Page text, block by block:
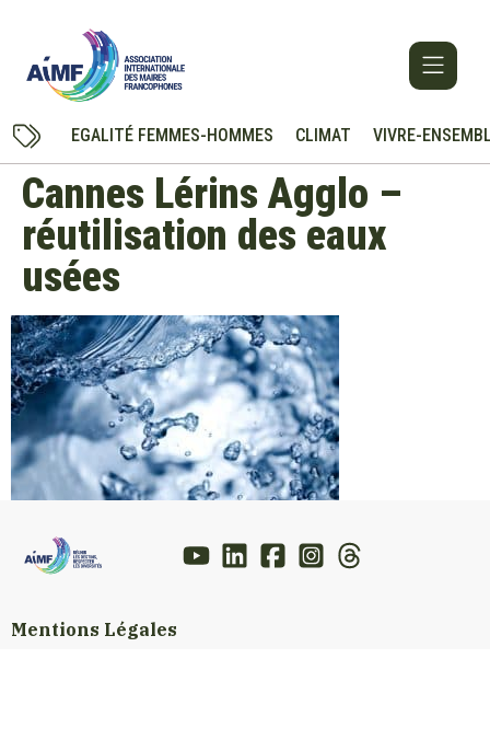
EGALITÉ FEMMES-HOMMES CLIMAT VIVRE-
Cannes Lérins Agglo –
réutilisation des eaux
usées
Mentions Légales